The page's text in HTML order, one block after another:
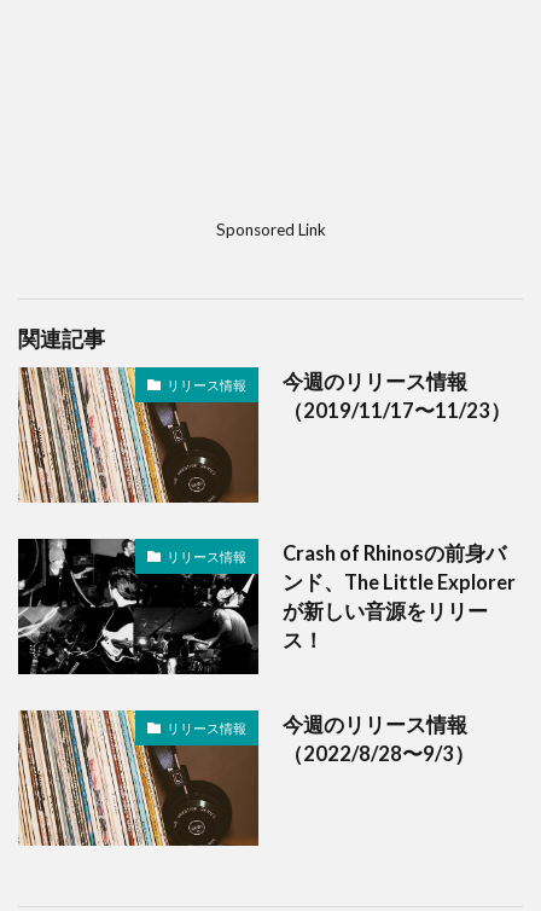
Sponsored Link
関連記事
リリース情報
今週のリリース情報
（2019/11/17〜11/23）
リリース情報
Crash of Rhinosの前身バ
ンド、The Little Explorer
が新しい音源をリリー
ス！
リリース情報
今週のリリース情報
（2022/8/28〜9/3）